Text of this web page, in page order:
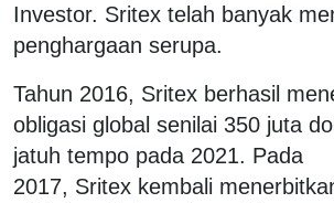
Investor. Sritex telah banyak
penghargaan serupa.
Tahun 2016, Sritex berhasil
obligasi global senilai 350 juta
jatuh tempo pada 2021. Pada
2017, Sritex kembali